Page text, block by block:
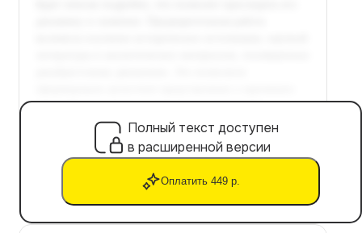
Полный текст доступен
в расширенной версии
Оплатить 449 р.